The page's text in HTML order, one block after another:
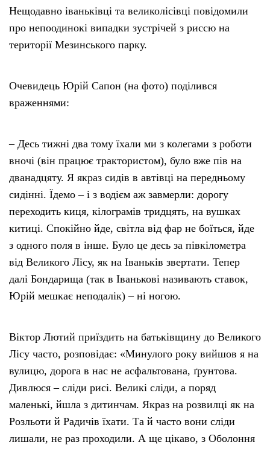
Нещодавно іваньківці та великолісівці повідомили
про непоодинокі випадки зустрічей з риссю на
території Мезинського парку.
Очевидець Юрій Сапон (на фото) поділився
враженнями:
– Десь тижні два тому їхали ми з колегами з роботи
вночі (він працює трактористом), було вже пів на
дванадцяту. Я якраз сидів в автівці на передньому
сидінні. Їдемо – і з водієм аж завмерли: дорогу
переходить киця, кілограмів тридцять, на вушках
китиці. Спокійно йде, світла від фар не боїться, йде
з одного поля в інше. Було це десь за півкілометра
від Великого Лісу, як на Іваньків звертати. Тепер
далі Бондарища (так в Іванькові називають ставок,
Юрій мешкає неподалік) – ні ногою.
Віктор Лютий приїздить на батьківщину до Великого
Лісу часто, розповідає: «Минулого року вийшов я на
вулицю, дорога в нас не асфальтована, ґрунтова.
Дивлюся – сліди рисі. Великі сліди, а поряд
маленькі, йшла з дитинчам. Якраз на розвилці як на
Розльоти й Радичів їхати. Та й часто вони сліди
лишали, не раз проходили. А ще цікаво, з Оболоння